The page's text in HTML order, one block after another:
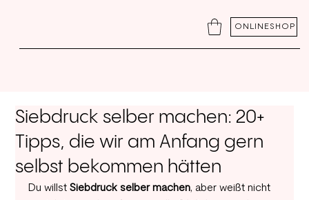
ONLINESHOP
Siebdruck selber machen: 20+
Tipps, die wir am Anfang gern
selbst bekommen hätten
Du willst Siebdruck selber machen, aber weißt nicht